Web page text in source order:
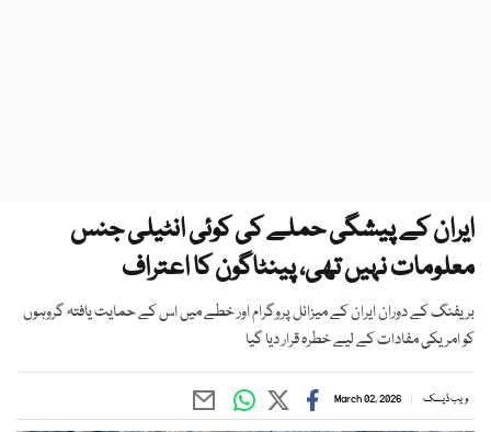
ایران کے پیشگی حملے کی کوئی انٹیلی جنس
معلومات نہیں تھی، پینٹاگون کا اعتراف
بریفنگ کے دوران ایران کے میزائل پروگرام اور خطے میں اس کے حمایت یافتہ گروہوں
کو امریکی مفادات کے لیے خطرہ قرار دیا گیا
ویب ڈیسک March 02, 2026